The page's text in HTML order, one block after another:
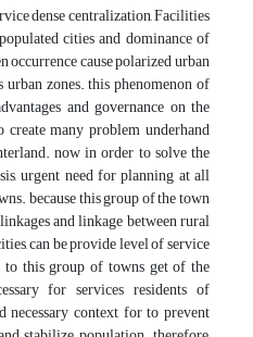
dense centralization, Facilities
cities and dominance of
occurrence cause polarized urban
zones. this phenomenon of
and governance on the
many problem underhand
now in order to solve the
urgent need for planning at all
because this group of the town
and linkage between rural
can be provide level of service
this group of towns get of the
for services residents of
context for to prevent